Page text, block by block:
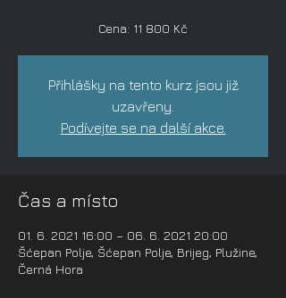
Cena: 11 800 Kč
Přihlášky na tento kurz jsou již
uzavřeny.
Podívejte se na další akce.
Čas a místo
01. 6. 2021 16:00 – 06. 6. 2021 20:00
Šćepan Polje, Šćepan Polje, Brijeg, Plužine,
Černá Hora